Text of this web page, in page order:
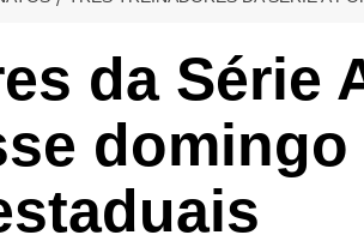
da Série
domingo